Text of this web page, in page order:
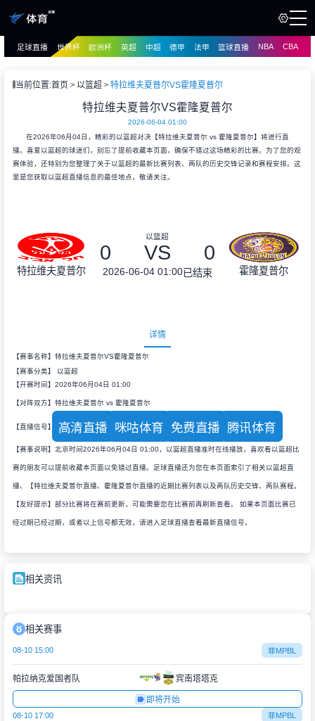
播
足球直播 世界杯 欧洲杯 英超 中超 德甲 法甲 篮球直播 NBA CBA
当前位置:首页 以篮超 特拉维夫夏普尔VS霍隆夏普尔
特拉维夫夏普尔VS霍隆夏普尔
2026-06-04 01:00
在2026年06月04日，精彩的以篮超对决【特拉维夫夏普尔 vs 霍隆夏普尔】将进行直
播。喜爱以篮超的球迷们，别忘了提前收藏本页面，确保不错过这场精彩的比赛。为了您的观
赛体验，还特别为您整理了关于以篮超的最新比赛列表、两队的历史交锋记录和赛程安排。这
里是您获取以篮超直播信息的最佳地点，敬请关注。
特拉维夫夏普尔
以篮超
0 VS 0
2026-06-04 01:00已结束 霍隆夏普尔
详情
【赛事名称】特拉维夫夏普尔VS霍隆夏普尔
【赛事分类】 以篮超
【开赛时间】2026年06月04日 01:00
【对阵双方】特拉维夫夏普尔 vs 霍隆夏普尔
【直播信号】 高清直播 咪咕体育 免费直播 腾讯体育
【赛事说明】北京时间2026年06月04日 01:00，以篮超直播准时在线播放，喜欢看以篮超比
赛的朋友可以提前收藏本页面以免错过直播。足球直播还为您在本页面索引了相关以篮超直
播、【特拉维夫夏普尔直播、霍隆夏普尔直播的近期比赛列表以及两队历史交锋、两队赛程。
【友好提示】部分比赛将在赛前更新，可能需要您在比赛前再刷新查看。 如果本页面比赛已
经过期已经过期，或者以上信号都无效，请进入足球直播查看最新直播信号。
相关资讯
相关赛事
08-10 15:00 菲MPBL
帕拉纳克爱国者队 宾南塔塔克
即将开始
08-10 17:00 菲MPBL